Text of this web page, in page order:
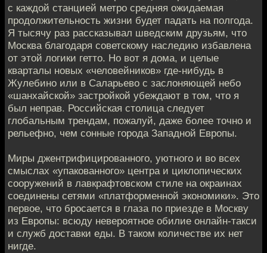
с каждой станцией метро средняя ожидаемая
продолжительность жизни будет падать на полгода.
Я тысячу раз рассказывал шведским друзьям, что
Москва благодаря советскому наследию избавлена
от этой логики гетто. Но вот я дома, и целые
кварталы новых «человейников» где-нибудь в
Жулебино или в Саларьево с заслоняющей небо
«шанхайской» застройкой убеждают в том, что я
был неправ. Российская столица следует
глобальным трендам, пожалуй, даже более точно и
рельефно, чем сонные города Западной Европы.
Миры джентрифицированного, уютного и во всех
смыслах «упакованного» центра и циклопических
сооружений в лавкрафтовском стиле на окраинах
соединены сетями «платформенной экономики». Это
первое, что бросается в глаза по приезде в Москву
из Европы: всюду невероятное обилие онлайн-такси
и служб доставки еды. В таком количестве их нет
нигде.